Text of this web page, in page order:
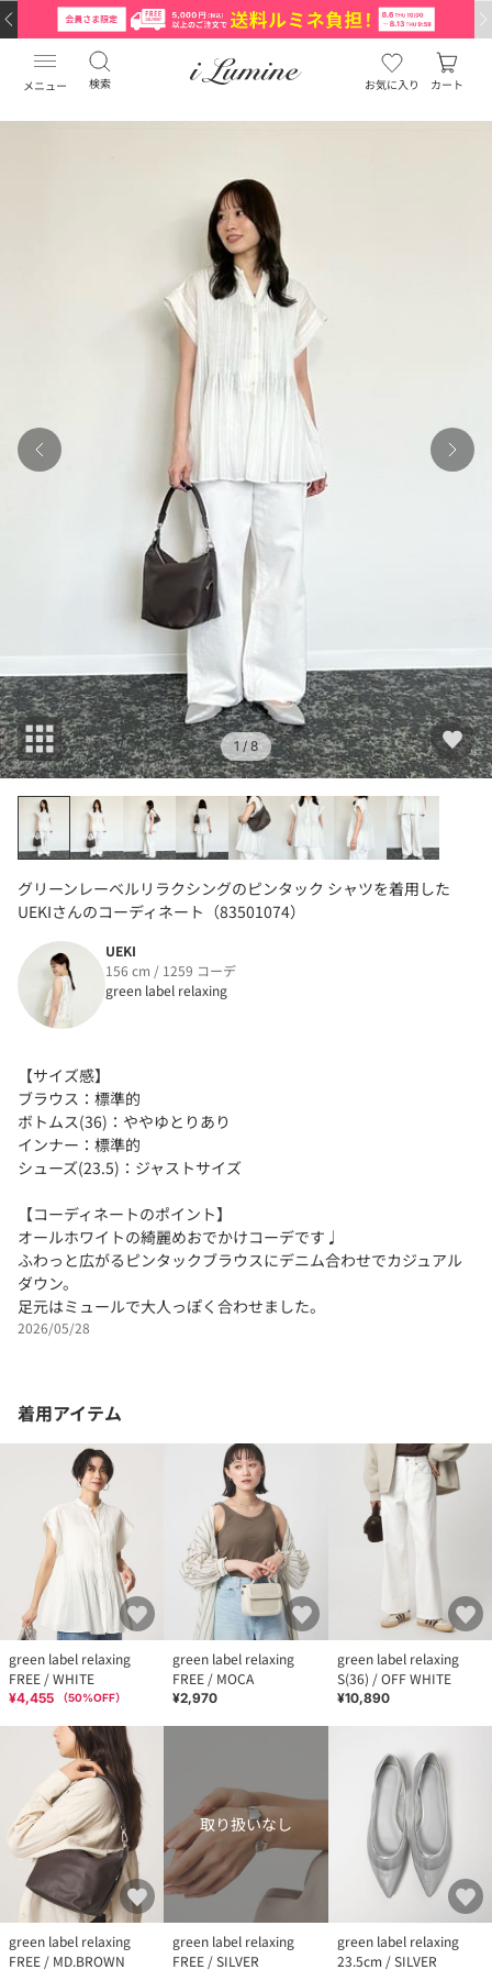
メニュー 検索 お気に入り カート
1/ 8
グリーンレーベルリラクシングのピンタック シャツを着用した
UEKIさんのコーディネート（83501074）
UEKI
156 cm / 1259 コーデ
green label relaxing
【サイズ感】
ブラウス：標準的
ボトムス(36)：ややゆとりあり
インナー：標準的
シューズ(23.5)：ジャストサイズ
【コーディネートのポイント】
オールホワイトの綺麗めおでかけコーデです♩
ふわっと広がるピンタックブラウスにデニム合わせでカジュアル
ダウン。
足元はミュールで大人っぽく合わせました。
2026/05/28
着用アイテム
green label relaxing
FREE / WHITE
¥4,455 （50%OFF）
green label relaxing
FREE / MOCA
¥2,970
green label relaxing
S(36) / OFF WHITE
¥10,890
green label relaxing
FREE / MD.BROWN
取り扱いなし
green label relaxing
FREE / SILVER
green label relaxing
23.5cm / SILVER